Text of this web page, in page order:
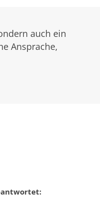
auch ein
Ansprache,